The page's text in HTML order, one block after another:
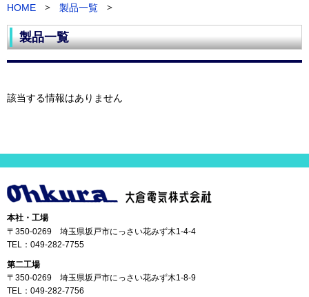
HOME 製品一覧
製品一覧
該当する情報はありません
本社・工場
〒350-0269 埼玉県坂戸市にっさい花みず木1-4-4
TEL： 049-282-7755
第二工場
〒350-0269 埼玉県坂戸市にっさい花みず木1-8-9
TEL： 049-282-7756